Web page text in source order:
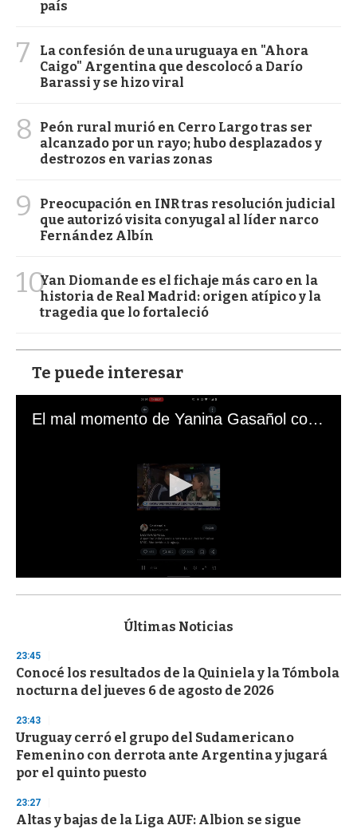
país
7
La confesión de una uruguaya en "Ahora
Caigo" Argentina que descolocó a Darío
Barassi y se hizo viral
8
Peón rural murió en Cerro Largo tras ser
alcanzado por un rayo; hubo desplazados y
destrozos en varias zonas
9
Preocupación en INR tras resolución judicial
que autorizó visita conyugal al líder narco
Fernández Albín
10Yan Diomande es el fichaje más caro en la
historia de Real Madrid: origen atípico y la
tragedia que lo fortaleció
Te puede interesar
El mal momento de Yanina Gasañol con un hincha argentino en "Subrayado"
s
d
s
o
f
3
s
e
c
o
d
s
Últimas Noticias
23:45
Conocé los resultados de la Quiniela y la Tómbola
nocturna del jueves 6 de agosto de 2026
23:43
Uruguay cerró el grupo del Sudamericano
Femenino con derrota ante Argentina y jugará
por el quinto puesto
23:27
Altas y bajas de la Liga AUF: Albion se sigue